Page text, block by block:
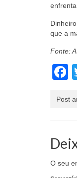
que a
Fonte:
Post
O seu